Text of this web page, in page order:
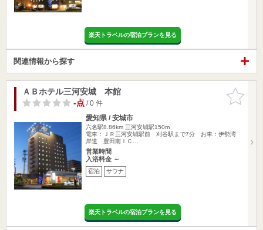
楽天トラベルの宿泊プランを見る
関連情報から探す
お気に入
りに追加
ＡＢホテル三河安城 本館
-点/ 0 件
愛知県 / 安城市
六名駅8.86km 三河安城駅150m
電車：ＪＲ三河安城駅前 刈谷駅まで7分 お車：伊勢湾
岸道 豊田南ＩＣ…
営業時間
入浴料金 ～
宿泊 サウナ
楽天トラベルの宿泊プランを見る